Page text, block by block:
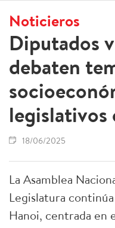
Noticieros
Diputados
debaten
legislativos
18/06/2025
La Asamblea
Legislatura
Hanoi, centrada en